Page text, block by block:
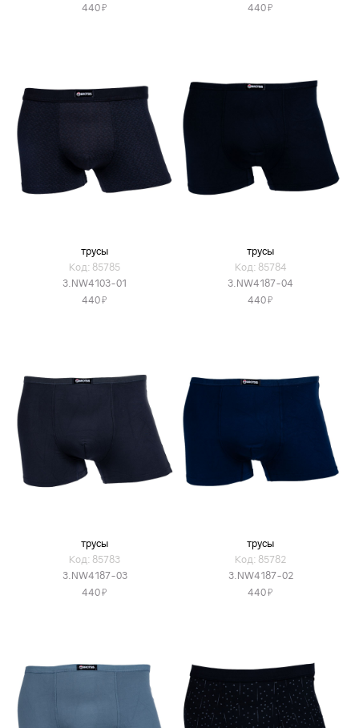
440Я
440Я
трусы
Код: 85785
3.NW4103-01
440Я
трусы
Код: 85784
3.NW4187-04
440Я
трусы
Код: 85783
3.NW4187-03
440Я
трусы
Код: 85782
3.NW4187-02
440Я